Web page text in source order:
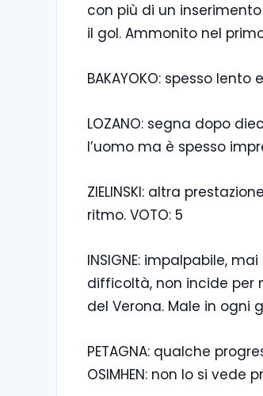
con più di un
il gol. Ammonito nel primo
BAKAYOKO: spesso lento
LOZANO: segna dopo
l’uomo ma è spesso
ZIELINSKI: altra
ritmo. VOTO: 5
INSIGNE: impalpabile,
difficoltà, non incide per
del Verona. Male in ogni
PETAGNA: qualche
OSIMHEN: non lo si vede